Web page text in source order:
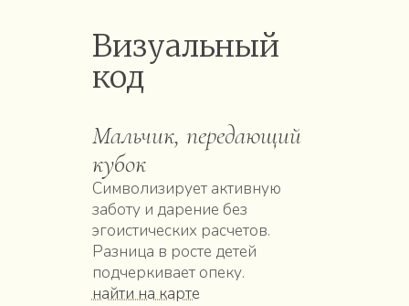
Визуальный
код
Мальчик, передающий
кубок
Символизирует активную
заботу и дарение без
эгоистических расчетов.
Разница в росте детей
подчеркивает опеку.
найти на карте